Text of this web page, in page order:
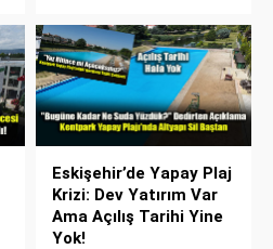
Eskişehir’de Yapay Plaj
Krizi: Dev Yatırım Var
Ama Açılış Tarihi Yine
Yok!